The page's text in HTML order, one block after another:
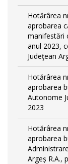
Hotărârea
aprobarea
manifestări
anul 2023,
Judeţean
Hotărârea
aprobarea
Autonome
2023
Hotărârea
aprobarea
Argeș R.A.,